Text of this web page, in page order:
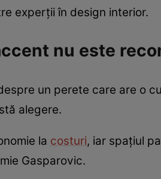
experții în design interior.
nu este
un perete care are o
alegere.
la costuri, iar spațiul
Gasparovic.